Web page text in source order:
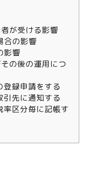
が受ける影響
合の影響
影響
の後の運用につ
録申請をする
先に通知する
区分毎に記帳す